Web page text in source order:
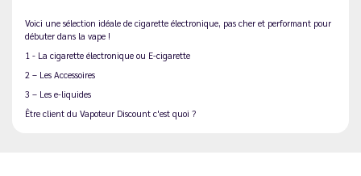
Voici une sélection idéale de cigarette électronique, pas cher et performant pour
débuter dans la vape !
1 - La cigarette électronique ou E-cigarette
2 – Les Accessoires
3 – Les e-liquides
Être client du Vapoteur Discount c'est quoi ?